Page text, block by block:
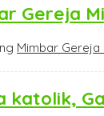
Gereja
Mimbar Gereja
katolik,